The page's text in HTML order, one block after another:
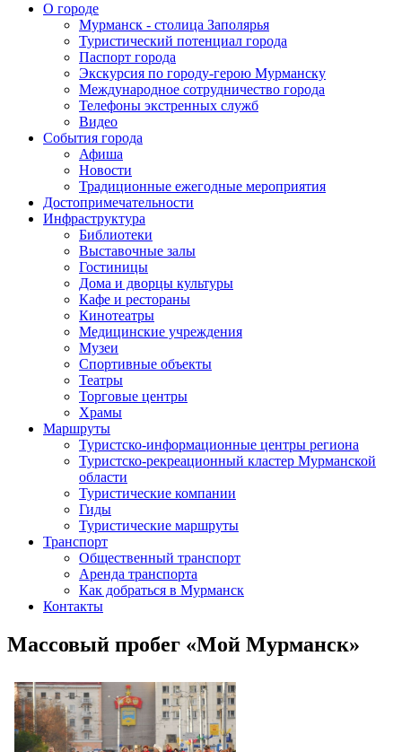
О городе
Мурманск - столица Заполярья
Туристический потенциал города
Паспорт города
Экскурсия по городу-герою Мурманску
Международное сотрудничество города
Телефоны экстренных служб
Видео
События города
Афиша
Новости
Традиционные ежегодные мероприятия
Достопримечательности
Инфраструктура
Библиотеки
Выставочные залы
Гостиницы
Дома и дворцы культуры
Кафе и рестораны
Кинотеатры
Медицинские учреждения
Музеи
Спортивные объекты
Театры
Торговые центры
Храмы
Маршруты
Туристско-информационные центры региона
Туристско-рекреационный кластер Мурманской
области
Туристические компании
Гиды
Туристические маршруты
Транспорт
Общественный транспорт
Аренда транспорта
Как добраться в Мурманск
Контакты
Массовый пробег «Мой Мурманск»